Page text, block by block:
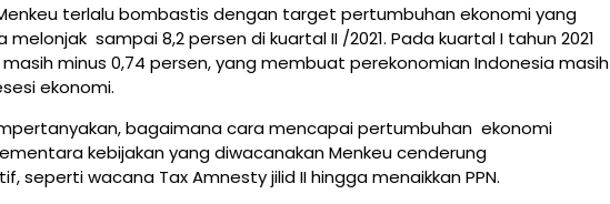
terlalu bombastis dengan target pertumbuhan ekonomi yang
sampai 8,2 persen di kuartal II /2021. Pada kuartal I tahun 2021
minus 0,74 persen, yang membuat perekonomian Indonesia masih
ekonomi.
bagaimana cara mencapai pertumbuhan ekonomi
kebijakan yang diwacanakan Menkeu cenderung
seperti wacana Tax Amnesty jilid II hingga menaikkan PPN.